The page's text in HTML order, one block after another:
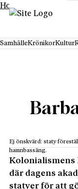
Hoppa till innehåll
SamhälleKrönikorKultur
Ej önskvärd: staty
hamnbassäng.
där dagens
statyer för att